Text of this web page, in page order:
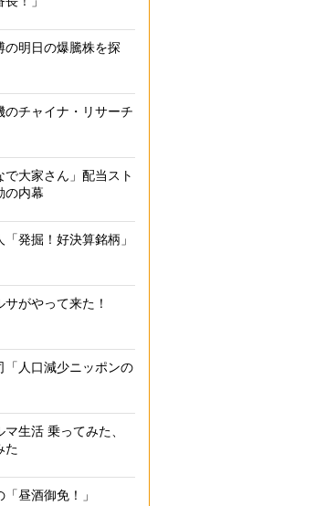
自民党とは長らく距離を置いてきた「連合」の芳野友
を」「第3号は不公平」と政府に同調している（写
の明日の爆騰株を探
のチャイナ・リサーチ
で大家さん」配当スト
の内幕
「発掘！好決算銘柄」
サがやって来た！
「人口減少ニッポンの
マ生活 乗ってみた、
た
「昼酒御免！」